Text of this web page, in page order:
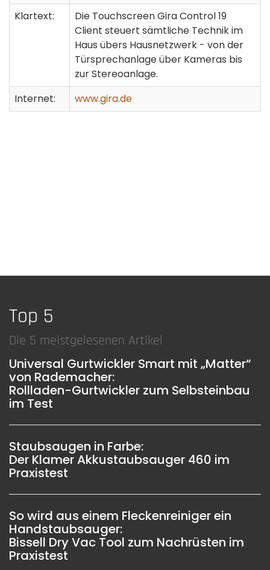
Klartext:
Die Touchscreen Gira Control 19
Client steuert sämtliche Technik im
Haus übers Hausnetzwerk - von der
Türsprechanlage über Kameras bis
zur Stereoanlage.
Internet:
www.gira.de
Top 5
Die 5 meistgelesenen Artikel
Universal Gurtwickler Smart mit „Matter“
von Rademacher:
Rollladen-Gurtwickler zum Selbsteinbau
im Test
Staubsaugen in Farbe:
Der Klamer Akkustaubsauger 460 im
Praxistest
So wird aus einem Fleckenreiniger ein
Handstaubsauger:
Bissell Dry Vac Tool zum Nachrüsten im
Praxistest